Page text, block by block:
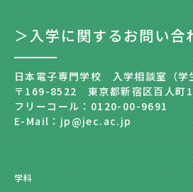
＞入学に関するお問い合
日本電子専門学校 入学相談室（学
〒169-8522 東京都新宿区百人町
フリーコール：0120-00-9691
E-Mail：jp@jec.ac.jp
学科